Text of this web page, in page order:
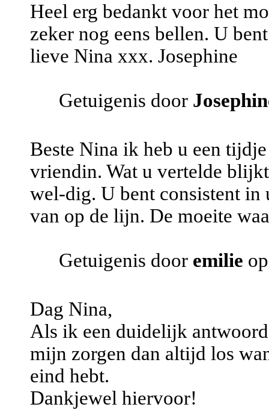
Heel erg bedankt voor het
zeker nog eens bellen. U
lieve Nina xxx. Josephine
Getuigenis door
Beste Nina ik heb u een
vriendin. Wat u vertelde
wel-dig. U bent consistent
van op de lijn. De moeite
Getuigenis door emilie
Dag Nina,
Als ik een duidelijk
mijn zorgen dan altijd los
eind hebt.
Dankjewel hiervoor!